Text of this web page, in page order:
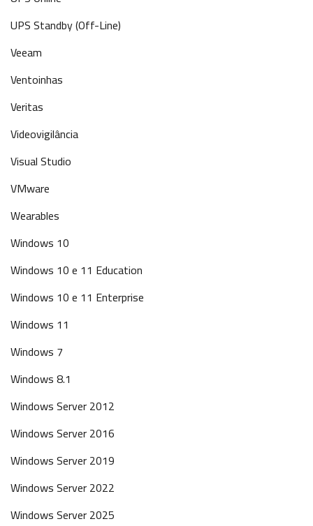
UPS Standby (Off-Line)
Veeam
Ventoinhas
Veritas
Videovigilância
Visual Studio
VMware
Wearables
Windows 10
Windows 10 e 11 Education
Windows 10 e 11 Enterprise
Windows 11
Windows 7
Windows 8.1
Windows Server 2012
Windows Server 2016
Windows Server 2019
Windows Server 2022
Windows Server 2025